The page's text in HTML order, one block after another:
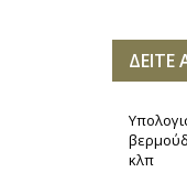
κλπ